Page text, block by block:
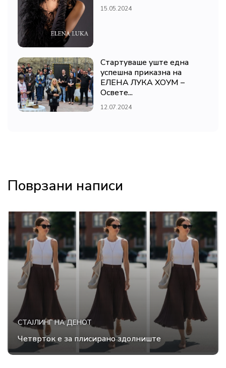
15.05.2024
Стартуваше уште една
успешна приказна на
ЕЛЕНА ЛУКА ХОУМ –
Освете...
12.07.2024
Поврзани написи
СТАЈЛИНГ НА ДЕНОТ
Четврток е за плисирано здолниште